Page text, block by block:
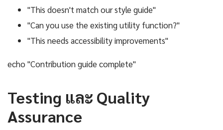
"This doesn't match our style guide"
"Can you use the existing utility function?"
"This needs accessibility improvements"
echo "Contribution guide complete"
Testing และ Quality
Assurance